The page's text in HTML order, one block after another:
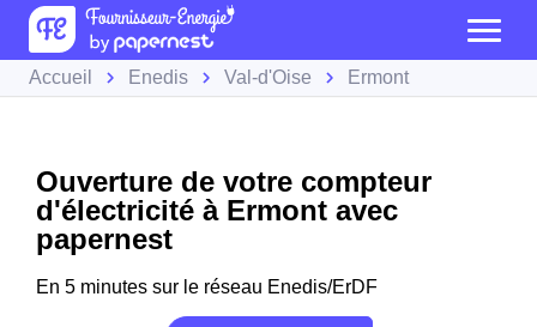
Accueil Enedis Val-d'Oise Ermont